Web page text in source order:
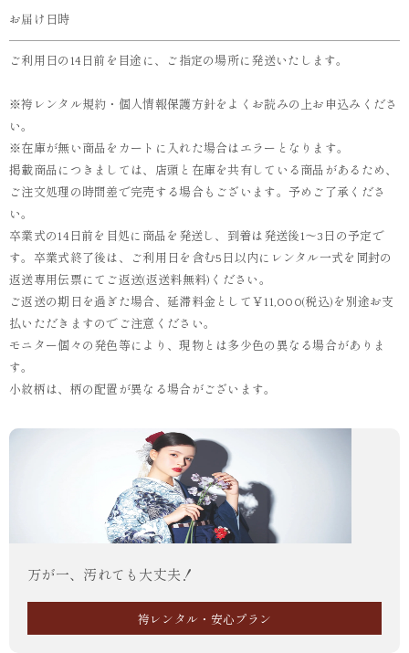
お届け日時
ご利用日の14日前を目途に、ご指定の場所に発送いたします。
※袴レンタル規約・個人情報保護方針をよくお読みの上お申込みくださ
い。
※在庫が無い商品をカートに入れた場合はエラーとなります。
掲載商品につきましては、店頭と在庫を共有している商品があるため、
ご注文処理の時間差で完売する場合もございます。予めご了承くださ
い。
卒業式の14日前を目処に商品を発送し、到着は発送後1～3日の予定で
す。卒業式終了後は、ご利用日を含む5日以内にレンタル一式を同封の
返送専用伝票にてご返送(返送料無料)ください。
ご返送の期日を過ぎた場合、延滞料金として￥11,000(税込)を別途お支
払いただきますのでご注意ください。
モニター個々の発色等により、現物とは多少色の異なる場合がありま
す。
小紋柄は、柄の配置が異なる場合がございます。
万が一、汚れても大丈夫！
袴レンタル・安心プラン